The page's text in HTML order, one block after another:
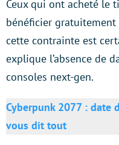
Ceux qui ont acheté le
bénéficier gratuitement
cette contrainte est
explique l’absence de
consoles next-gen.
Cyberpunk 2077 : date
vous dit tout